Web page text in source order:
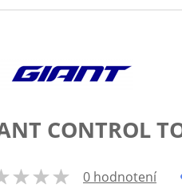
CONTROL
0 hodnotení